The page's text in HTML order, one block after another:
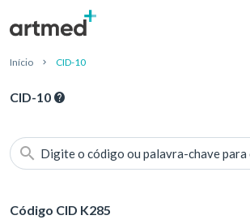
Início CID-10
CID-10
Digite o código ou palavra-chave
Código CID K285